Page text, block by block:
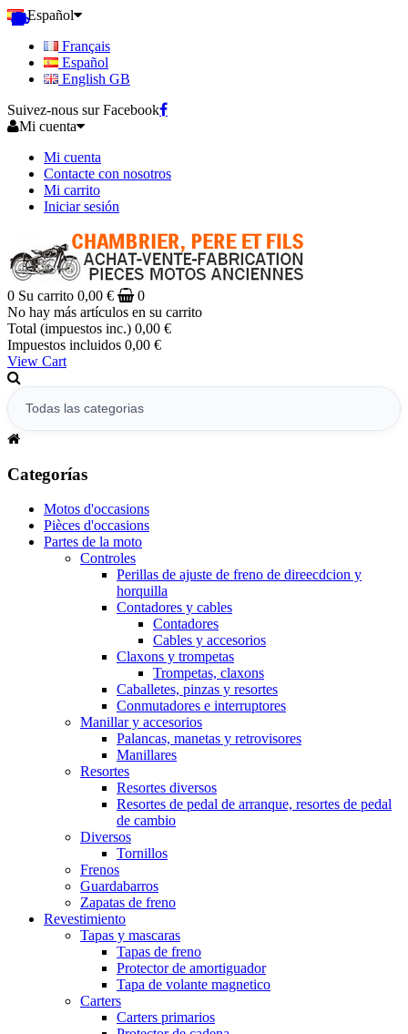
Español
Français
Español
English GB
Suivez-nous sur Facebook
Mi cuenta
Mi cuenta
Contacte con nosotros
Mi carrito
Iniciar sesión
0 Su carrito 0,00 €
0
No hay más artículos en su carrito
Total (impuestos inc.) 0,00 €
Impuestos incluidos 0,00 €
View Cart
Categorías
Motos d'occasions
Pièces d'occasions
Partes de la moto
Controles
Perillas de ajuste de freno de direecdcion y
horquilla
Contadores y cables
Contadores
Cables y accesorios
Claxons y trompetas
Trompetas, claxons
Caballetes, pinzas y resortes
Conmutadores e interruptores
Manillar y accesorios
Palancas, manetas y retrovisores
Manillares
Resortes
Resortes diversos
Resortes de pedal de arranque, resortes de pedal
de cambio
Diversos
Tornillos
Frenos
Guardabarros
Zapatas de freno
Revestimiento
Tapas y mascaras
Tapas de freno
Protector de amortiguador
Tapa de volante magnetico
Carters
Carters primarios